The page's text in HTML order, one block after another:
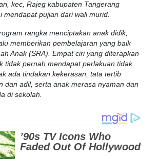
kec, Rajeg kabupaten Tangerang
mendapat pujian dari wali murid.
rangka menciptakan anak didik,
memberikan pembelajaran yang baik
Anak (SRA). Empat ciri yang diterapkan
tidak pernah mendapat perlakuan tidak
ada tindakan kekerasan, tata tertib
dan adil, serta anak merasa nyaman dan
di sekolah.